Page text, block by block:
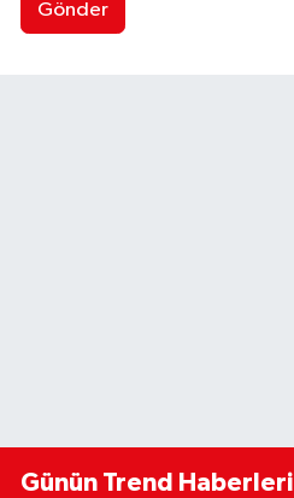
Gönder
Günün Trend Haberleri